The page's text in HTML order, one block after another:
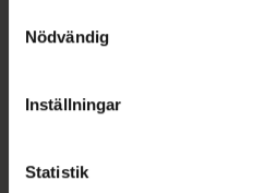
återkalla ditt samtycke via
cookieinställningar. Ett
lagligheten av behandling
Nödvändig
Inställningar
Statistik
syd till Lappland i norr, och
datorn. Oavsett vem du är